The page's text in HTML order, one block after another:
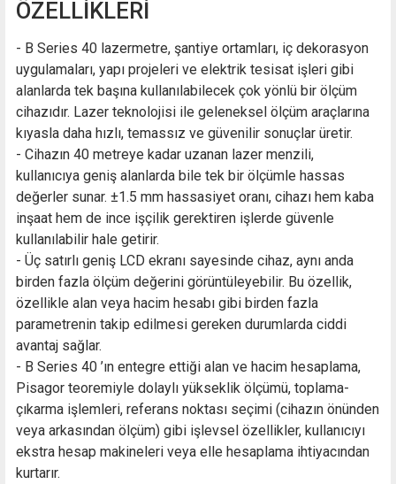
ÖZELLİKLERİ
- B Series 40 lazermetre, şantiye ortamları, iç dekorasyon
uygulamaları, yapı projeleri ve elektrik tesisat işleri gibi
alanlarda tek başına kullanılabilecek çok yönlü bir ölçüm
cihazıdır. Lazer teknolojisi ile geleneksel ölçüm araçlarına
kıyasla daha hızlı, temassız ve güvenilir sonuçlar üretir.
- Cihazın 40 metreye kadar uzanan lazer menzili,
kullanıcıya geniş alanlarda bile tek bir ölçümle hassas
değerler sunar. ±1.5 mm hassasiyet oranı, cihazı hem kaba
inşaat hem de ince işçilik gerektiren işlerde güvenle
kullanılabilir hale getirir.
- Üç satırlı geniş LCD ekranı sayesinde cihaz, aynı anda
birden fazla ölçüm değerini görüntüleyebilir. Bu özellik,
özellikle alan veya hacim hesabı gibi birden fazla
parametrenin takip edilmesi gereken durumlarda ciddi
avantaj sağlar.
- B Series 40 ’ın entegre ettiği alan ve hacim hesaplama,
Pisagor teoremiyle dolaylı yükseklik ölçümü, toplama-
çıkarma işlemleri, referans noktası seçimi (cihazın önünden
veya arkasından ölçüm) gibi işlevsel özellikler, kullanıcıyı
ekstra hesap makineleri veya elle hesaplama ihtiyacından
kurtarır.